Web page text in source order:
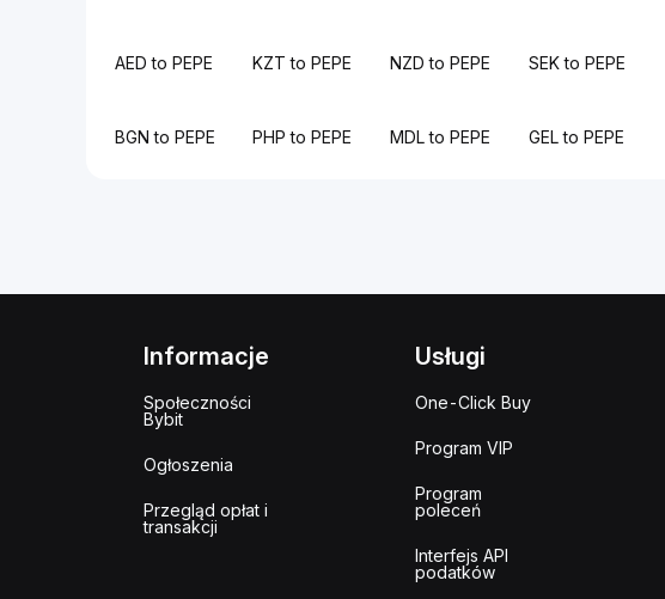
AED to PEPE KZT to PEPE NZD to PEPE SEK to PEPE
BGN to PEPE PHP to PEPE MDL to PEPE GEL to PEPE
Informacje
Społeczności
Bybit
Ogłoszenia
Przegląd opłat i
transakcji
Usługi
One-Click Buy
Program VIP
Program
poleceń
Interfejs API
podatków